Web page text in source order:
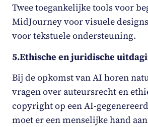
Twee toegankelijke tools voor
MidJourney voor visuele
voor tekstuele ondersteuning.
5.Ethische en juridische
Bij de opkomst van AI horen
vragen over auteursrecht en
copyright op een AI-
moet er een menselijke hand